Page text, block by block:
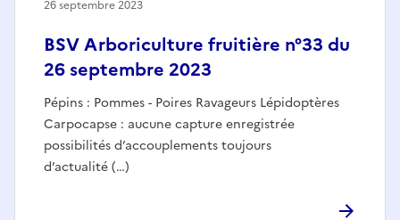
BSV Arboriculture fruitière n°33 du
26 septembre 2023
Pépins : Pommes - Poires Ravageurs Lépidoptères
Carpocapse : aucune capture enregistrée
possibilités d’accouplements toujours
d’actualité (…)
26 septembre 2023